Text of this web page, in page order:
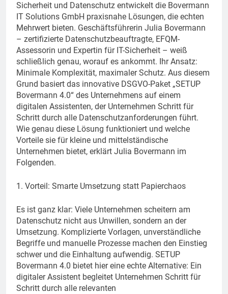
Sicherheit und Datenschutz entwickelt die Bovermann
IT Solutions GmbH praxisnahe Lösungen, die echten
Mehrwert bieten. Geschäftsführerin Julia Bovermann
– zertifizierte Datenschutzbeauftragte, EFQM-
Assessorin und Expertin für IT-Sicherheit – weiß
schließlich genau, worauf es ankommt. Ihr Ansatz:
Minimale Komplexität, maximaler Schutz. Aus diesem
Grund basiert das innovative DSGVO-Paket „SETUP
Bovermann 4.0“ des Unternehmens auf einem
digitalen Assistenten, der Unternehmen Schritt für
Schritt durch alle Datenschutzanforderungen führt.
Wie genau diese Lösung funktioniert und welche
Vorteile sie für kleine und mittelständische
Unternehmen bietet, erklärt Julia Bovermann im
Folgenden.
1. Vorteil: Smarte Umsetzung statt Papierchaos
Es ist ganz klar: Viele Unternehmen scheitern am
Datenschutz nicht aus Unwillen, sondern an der
Umsetzung. Komplizierte Vorlagen, unverständliche
Begriffe und manuelle Prozesse machen den Einstieg
schwer und die Einhaltung aufwendig. SETUP
Bovermann 4.0 bietet hier eine echte Alternative: Ein
digitaler Assistent begleitet Unternehmen Schritt für
Schritt durch alle relevanten